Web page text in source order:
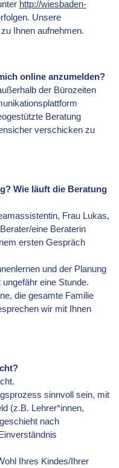
http://wiesbaden-
Unsere
Ihnen aufnehmen.
online anzumelden?
der Bürozeiten
Beratung
verschicken zu
Wie läuft die Beratung
Frau Lukas,
eine Beraterin
ersten Gespräch
und der Planung
eine Stunde.
die gesamte Familie
wir mit Ihnen
sinnvoll sein, mit
(z.B. Lehrer*innen,
nach
Ihres Kindes/Ihrer